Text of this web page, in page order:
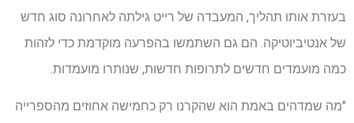
בעזרת אותו תהליך, המעבדה של רייט גילתה לאחרונה סוג חדש
של אנטיביוטיקה. הם גם השתמשו בהפרעה מוקדמת כדי לזהות
כמה מועמדים חדשים לתרופות חדשות, שנותרו מועמדות.
"מה שמדהים באמת הוא שהקרנו רק כחמישה אחוזים מהספרייה